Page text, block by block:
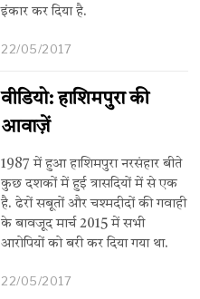
इंकार कर दिया है.
22/05/2017
वीडियो: हाशिमपुरा की
आवाज़ें
1987 में हुआ हाशिमपुरा नरसंहार बीते
कुछ दशकों में हुई त्रासदियों में से एक
है. ढेरों सबूतों और चश्मदीदों की गवाही
के बावजूद मार्च 2015 में सभी
आरोपियों को बरी कर दिया गया था.
22/05/2017